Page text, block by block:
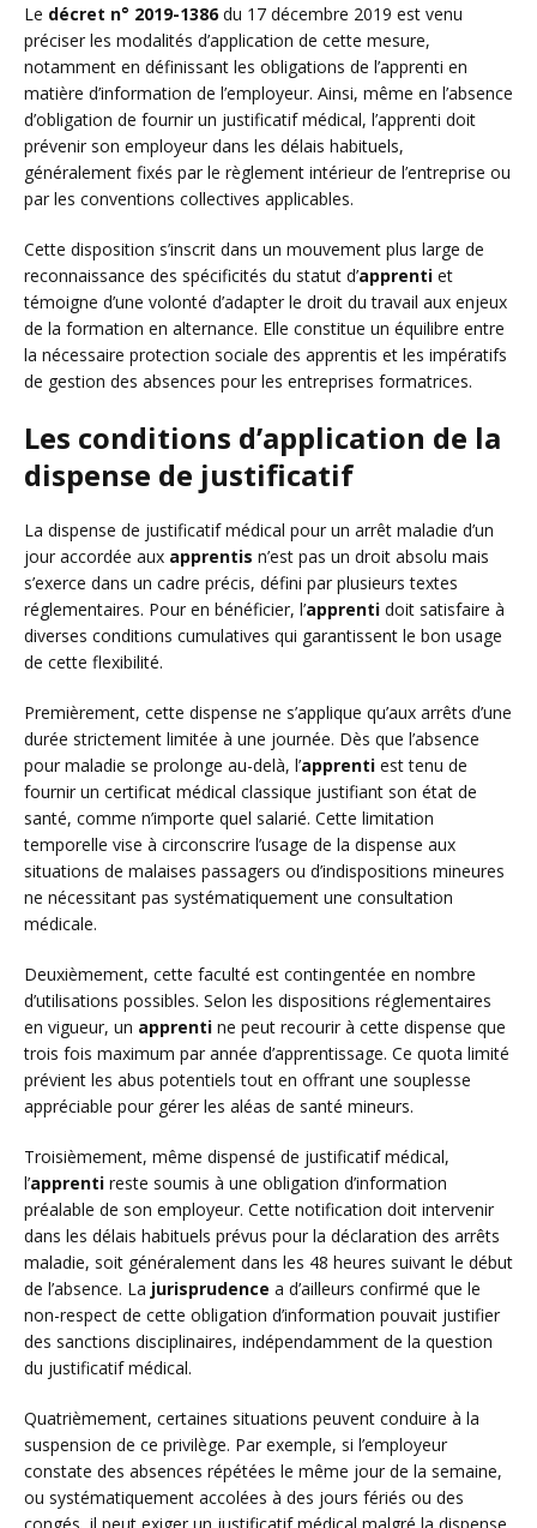
Le décret n° 2019-1386 du 17 décembre 2019 est venu
préciser les modalités d’application de cette mesure,
notamment en définissant les obligations de l’apprenti en
matière d’information de l’employeur. Ainsi, même en l’absence
d’obligation de fournir un justificatif médical, l’apprenti doit
prévenir son employeur dans les délais habituels,
généralement fixés par le règlement intérieur de l’entreprise ou
par les conventions collectives applicables.
Cette disposition s’inscrit dans un mouvement plus large de
reconnaissance des spécificités du statut d’apprenti et
témoigne d’une volonté d’adapter le droit du travail aux enjeux
de la formation en alternance. Elle constitue un équilibre entre
la nécessaire protection sociale des apprentis et les impératifs
de gestion des absences pour les entreprises formatrices.
Les conditions d’application de la
dispense de justificatif
La dispense de justificatif médical pour un arrêt maladie d’un
jour accordée aux apprentis n’est pas un droit absolu mais
s’exerce dans un cadre précis, défini par plusieurs textes
réglementaires. Pour en bénéficier, l’apprenti doit satisfaire à
diverses conditions cumulatives qui garantissent le bon usage
de cette flexibilité.
Premièrement, cette dispense ne s’applique qu’aux arrêts d’une
durée strictement limitée à une journée. Dès que l’absence
pour maladie se prolonge au-delà, l’apprenti est tenu de
fournir un certificat médical classique justifiant son état de
santé, comme n’importe quel salarié. Cette limitation
temporelle vise à circonscrire l’usage de la dispense aux
situations de malaises passagers ou d’indispositions mineures
ne nécessitant pas systématiquement une consultation
médicale.
Deuxièmement, cette faculté est contingentée en nombre
d’utilisations possibles. Selon les dispositions réglementaires
en vigueur, un apprenti ne peut recourir à cette dispense que
trois fois maximum par année d’apprentissage. Ce quota limité
prévient les abus potentiels tout en offrant une souplesse
appréciable pour gérer les aléas de santé mineurs.
Troisièmement, même dispensé de justificatif médical,
l’apprenti reste soumis à une obligation d’information
préalable de son employeur. Cette notification doit intervenir
dans les délais habituels prévus pour la déclaration des arrêts
maladie, soit généralement dans les 48 heures suivant le début
de l’absence. La jurisprudence a d’ailleurs confirmé que le
non-respect de cette obligation d’information pouvait justifier
des sanctions disciplinaires, indépendamment de la question
du justificatif médical.
Quatrièmement, certaines situations peuvent conduire à la
suspension de ce privilège. Par exemple, si l’employeur
constate des absences répétées le même jour de la semaine,
ou systématiquement accolées à des jours fériés ou des